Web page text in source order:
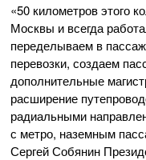
«50 километров этого
Москвы и всегда
переделываем в
перевозки, создаем
дополнительные
расширение
радиальными
с метро, наземным
Сергей Собянин